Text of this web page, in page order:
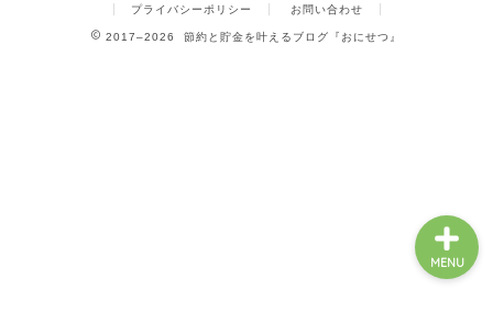
プライバシーポリシー お問い合わせ
2017–2026 節約と貯金を叶えるブログ『おにせつ』
MENU